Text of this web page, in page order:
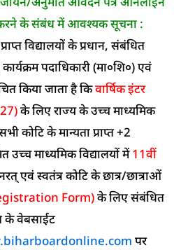
के संबंध में आवश्यक सूचना :
विद्यालयों के प्रधान, संबंधित
पदाधिकारी (मा०शि०) एवं
किया जाता है किवार्षिक इंटर
के लिए राज्य के उच्च माध्यमिक
कोटि के मान्यता प्राप्त +2
उच्च माध्यमिक विद्यालयों में11वीं
एवं स्वतंत्र कोटि के छात्र/छात्राओं
Form)के लिए संबंधित
के वेबसाईट
पर